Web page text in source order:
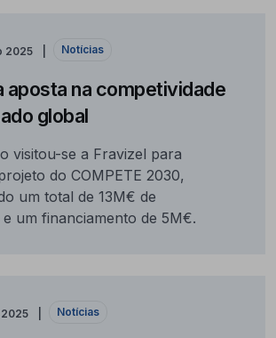
2025 Notícias
aposta na competividade
global
visitou-se a Fravizel para
do COMPETE 2030,
um total de 13M€ de
um financiamento de 5M€.
Notícias